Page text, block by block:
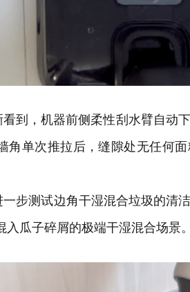
到，机器前侧柔性刮水臂自动
角单次推拉后，缝隙处无任何
一步测试边角干湿混合垃圾的清
入瓜子碎屑的极端干湿混合场景。